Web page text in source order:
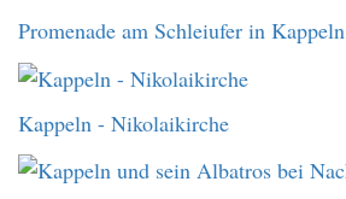
Promenade am Schleiufer in Kappeln
Kappeln - Nikolaikirche